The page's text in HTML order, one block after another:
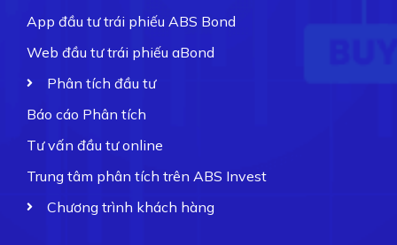
App đầu tư trái phiếu ABS Bond
Web đầu tư trái phiếu aBond
Phân tích đầu tư
Báo cáo Phân tích
Tư vấn đầu tư online
Trung tâm phân tích trên ABS Invest
Chương trình khách hàng